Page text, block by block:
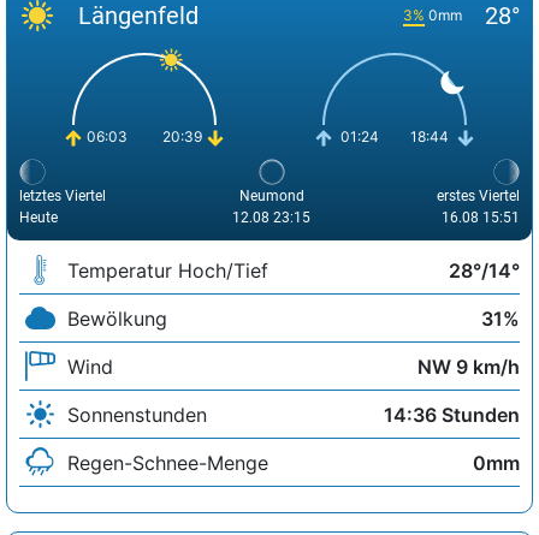
Längenfeld 3% 0mm 28°
06:03 20:39 01:24 18:44
letztes Viertel
Heute
Neumond
12.08 23:15
erstes Viertel
16.08 15:51
Temperatur Hoch/Tief
28°/14°
Bewölkung
31%
Wind
NW 9 km/h
Sonnenstunden
14:36 Stunden
Regen-Schnee-Menge
0mm